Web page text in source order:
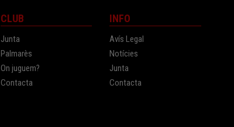
CLUB
Junta
Palmarès
On juguem?
Contacta
INFO
Avís Legal
Notícies
Junta
Contacta